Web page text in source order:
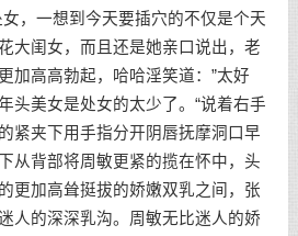
，一想到今天要插穴的不仅是个天
大闺女，而且还是她亲口说出，老
加高高勃起，哈哈淫笑道：”太好
头美女是处女的太少了。“说着右手
紧夹下用手指分开阴唇抚摩洞口早
从背部将周敏更紧的揽在怀中，头
更加高耸挺拔的娇嫩双乳之间，张
人的深深乳沟。周敏无比迷人的娇